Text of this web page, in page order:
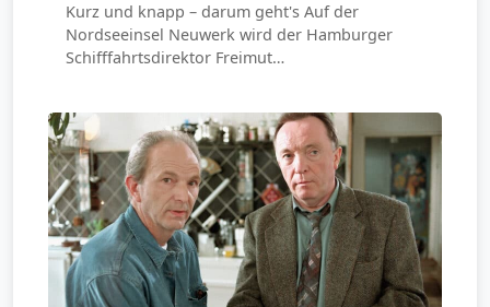
Kurz und knapp – darum geht's Auf der
Nordseeinsel Neuwerk wird der Hamburger
Schifffahrtsdirektor Freimut…